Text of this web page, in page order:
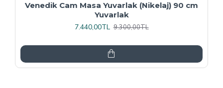
Plaza Kare ESB Mutfak Masası (Werzalit,
Allzalit veya Wermodin Tablalı 80X80) -
Afyon Mermer